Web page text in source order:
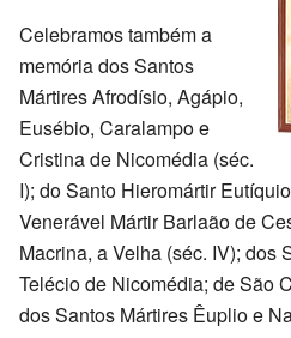
Celebramos também a
memória dos Santos
Mártires Afrodísio, Agápio,
Eusébio, Caralampo e
Cristina de Nicomédia (séc.
I); do Santo Hieromártir
Venerável Mártir Barlaão de
Macrina, a Velha (séc. IV); dos
Telécio de Nicomédia; de São
dos Santos Mártires Êuplio e